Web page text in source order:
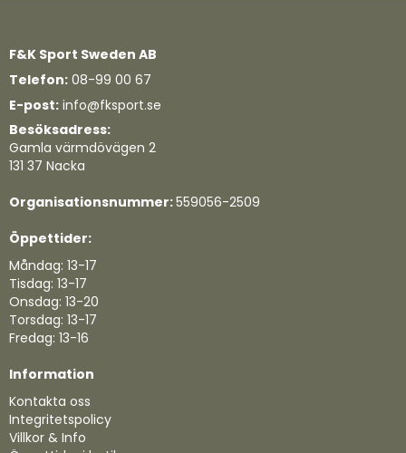
F&K Sport Sweden AB
Telefon: 08-99 00 67
E-post: info@fksport.se
Besöksadress:
Gamla värmdövägen 2
131 37 Nacka
Organisationsnummer:559056-2509
Öppettider:
Måndag: 13-17
Tisdag: 13-17
Onsdag: 13-20
Torsdag: 13-17
Fredag: 13-16
Information
Kontakta oss
Integritetspolicy
Villkor & Info